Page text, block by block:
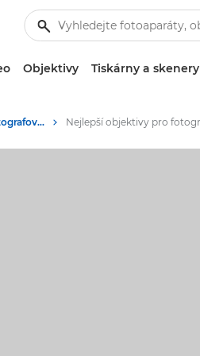
Objektivy Tiskárny a skenery
Tipy a techniky pro fotografování a tisk